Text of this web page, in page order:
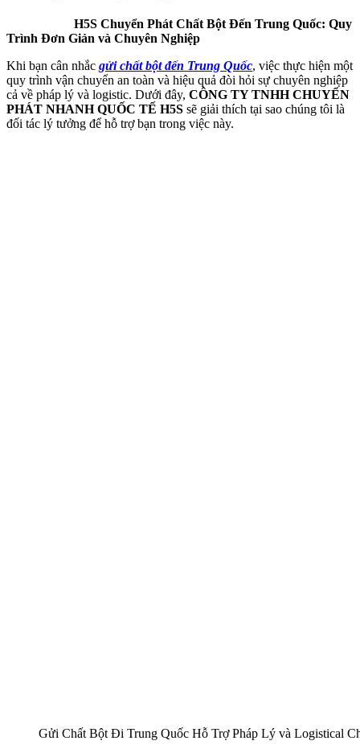
H5S Chuyển Phát Chất Bột Đến Trung Quốc: Quy
Trình Đơn Giản và Chuyên Nghiệp
Khi bạn cân nhắc gửi chất bột đến Trung Quốc, việc thực hiện một
quy trình vận chuyển an toàn và hiệu quả đòi hỏi sự chuyên nghiệp
cả về pháp lý và logistic. Dưới đây, CÔNG TY TNHH CHUYỂN
PHÁT NHANH QUỐC TẾ H5S sẽ giải thích tại sao chúng tôi là
đối tác lý tưởng để hỗ trợ bạn trong việc này.
Gửi Chất Bột Đi Trung Quốc Hỗ Trợ Pháp Lý và Logistical